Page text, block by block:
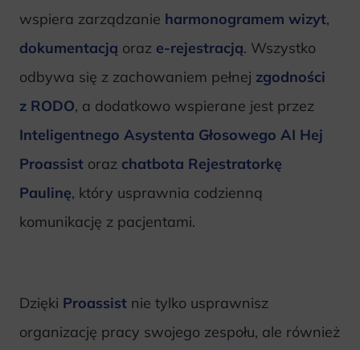
wspiera zarządzanie harmonogramem wizyt,
dokumentacją oraz e-rejestracją. Wszystko
odbywa się z zachowaniem pełnej zgodności
z RODO, a dodatkowo wspierane jest przez
Inteligentnego Asystenta Głosowego AI Hej
Proassist oraz chatbota Rejestratorkę
Paulinę, który usprawnia codzienną
komunikację z pacjentami.
Dzięki Proassist nie tylko usprawnisz
organizację pracy swojego zespołu, ale również